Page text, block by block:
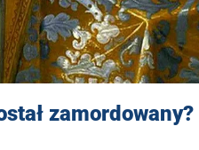
zamordowany?